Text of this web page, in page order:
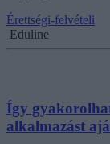
Érettségi-felvételi
Eduline
Így
alkalmazást